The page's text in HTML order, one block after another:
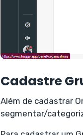
Cadastre
Além de cadastrar
segmentar/